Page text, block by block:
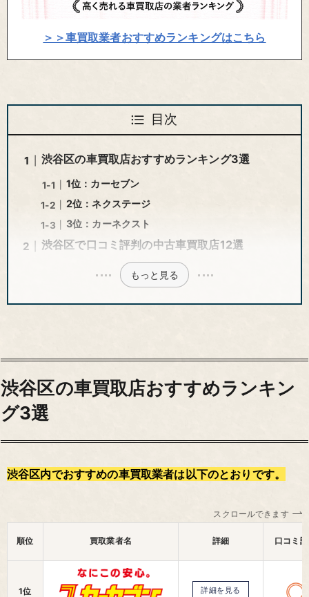
＞＞車買取業者おすすめランキングはこちら
目次
渋谷区の車買取店おすすめランキング3選
1位：カーセブン
2位：ネクステージ
3位：カーネクスト
渋谷区で口コミ評判の中古車買取店12選
もっと見る
渋谷区の車買取店おすすめランキン
グ3選
渋谷区内でおすすめの車買取業者は以下のとおりです。
スクロールできます
順位 買取業者名 詳細 口コミ
1位
詳細を見る